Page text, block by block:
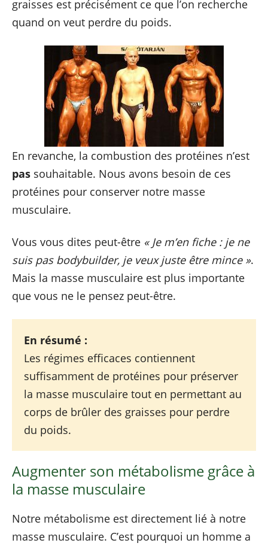
graisses est précisément ce que l’on recherche
quand on veut perdre du poids.
En revanche, la combustion des protéines n’est
pas souhaitable. Nous avons besoin de ces
protéines pour conserver notre masse
musculaire.
Vous vous dites peut-être « Je m’en fiche : je ne
suis pas bodybuilder, je veux juste être mince ».
Mais la masse musculaire est plus importante
que vous ne le pensez peut-être.
En résumé :
Les régimes efficaces contiennent
suffisamment de protéines pour préserver
la masse musculaire tout en permettant au
corps de brûler des graisses pour perdre
du poids.
Augmenter son métabolisme grâce à
la masse musculaire
Notre métabolisme est directement lié à notre
masse musculaire. C’est pourquoi un homme a